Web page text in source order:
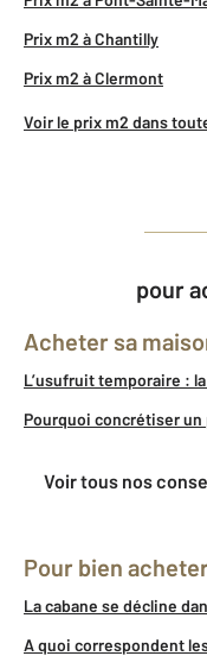
Prix m2 à Chantilly
Prix m2 à Clermont
Voir le prix m2 dans
pour
Acheter sa
L’usufruit temporaire :
Pourquoi concrétiser
Voir tous nos
Pour bien
La cabane se décline
A quoi correspondent